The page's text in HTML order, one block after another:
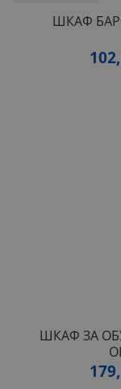
ШКАФ
ШКАФ ЗА